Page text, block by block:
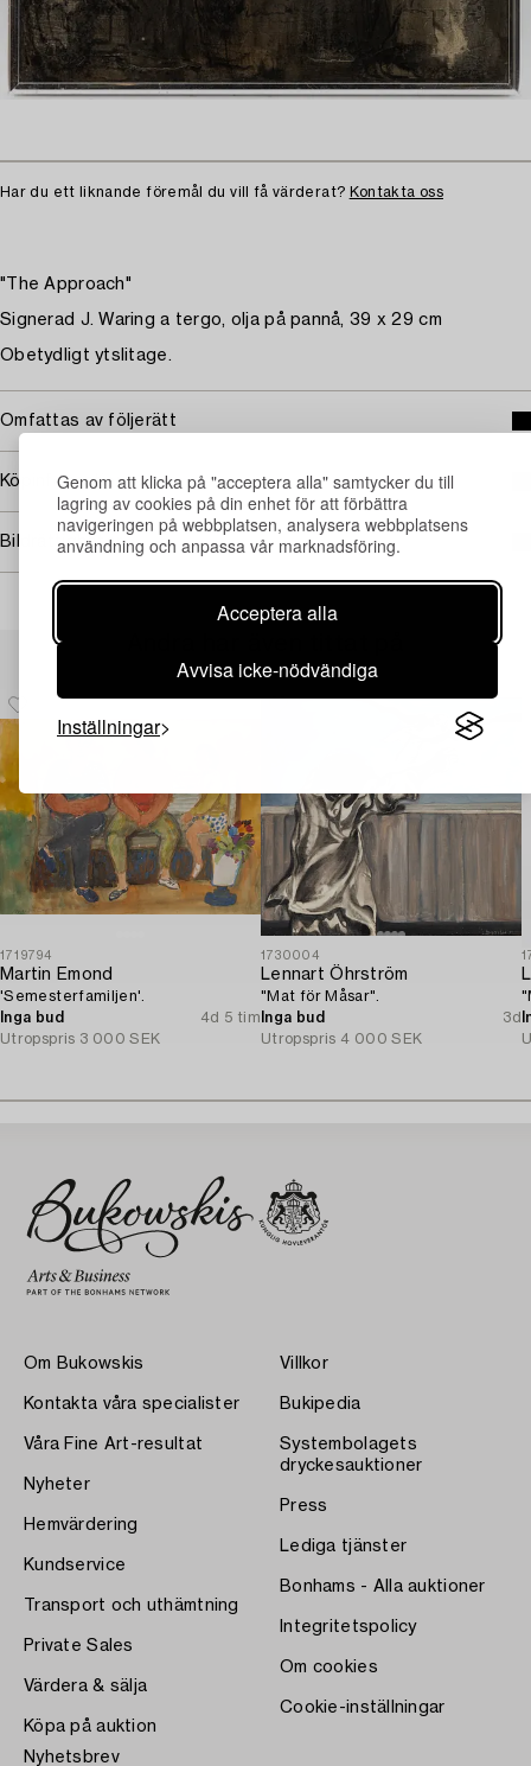
Genom att klicka på "acceptera alla" samtycker du till
lagring av cookies på din enhet för att förbättra
navigeringen på webbplatsen, analysera webbplatsens
användning och anpassa vår marknadsföring.
Acceptera alla
Avvisa icke-nödvändiga
Inställningar
Har du ett liknande föremål du vill få värderat? Kontakta oss
"The Approach"
Signerad J. Waring a tergo, olja på pannå, 39 x 29 cm
Obetydligt ytslitage.
Omfattas av följerätt
Köpinformation
Bildrättigheter
1719794
Martin Emond
'Semesterfamiljen'.
Inga bud
4d 5 tim
Utropspris 3 000 SEK
1730004
Lennart Öhrström
"Mat för Måsar".
Inga bud
3d
Utropspris 4 000 SEK
Om Bukowskis
Kontakta våra specialister
Våra Fine Art-resultat
Nyheter
Hemvärdering
Kundservice
Transport och uthämtning
Private Sales
Värdera & sälja
Köpa på auktion
Villkor
Bukipedia
Systembolagets
dryckesauktioner
Press
Lediga tjänster
Bonhams - Alla auktioner
Integritetspolicy
Om cookies
Cookie-inställningar
Nyhetsbrev